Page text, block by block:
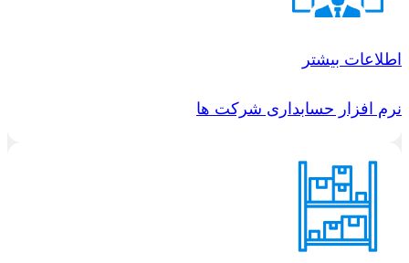
اطلاعات بیشتر
نرم افزار حسابداری شرکت ها